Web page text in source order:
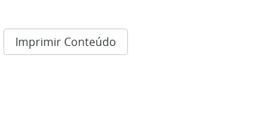
Imprimir Conteúdo